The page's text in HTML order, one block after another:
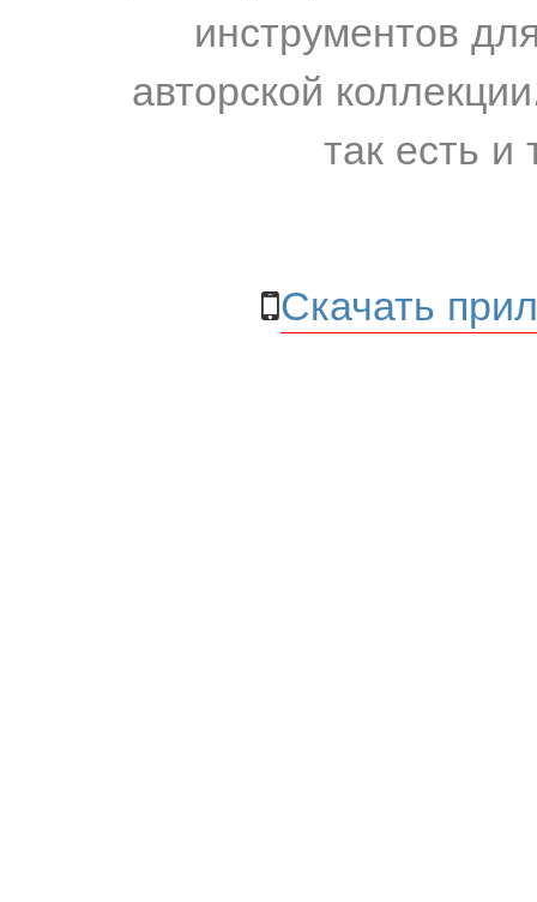
инструментов
авторской
так есть и
Скачать